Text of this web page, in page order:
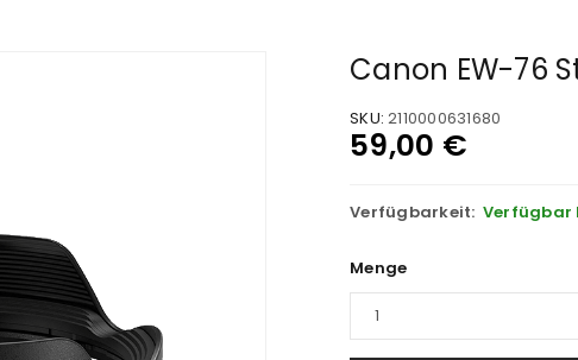
Canon EW-76
SKU: 2110000631680
59,00 €
Verfügbarkeit: Verfügbar
Menge